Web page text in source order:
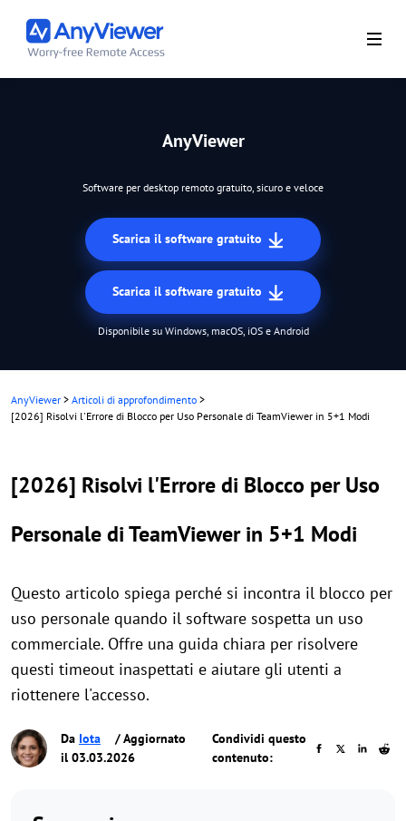
AnyViewer
Software per desktop remoto gratuito, sicuro e veloce
Scarica il software gratuito
Scarica il software gratuito
Disponibile su Windows, macOS, iOS e Android
AnyViewer > Articoli di approfondimento >
[2026] Risolvi l'Errore di Blocco per Uso Personale di TeamViewer in 5+1 Modi
[2026] Risolvi l'Errore di Blocco per Uso
Personale di TeamViewer in 5+1 Modi
Questo articolo spiega perché si incontra il blocco per
uso personale quando il software sospetta un uso
commerciale. Offre una guida chiara per risolvere
questi timeout inaspettati e aiutare gli utenti a
riottenere l'accesso.
Da Iota
/ Aggiornato
il 03.03.2026
Condividi questo
contenuto: